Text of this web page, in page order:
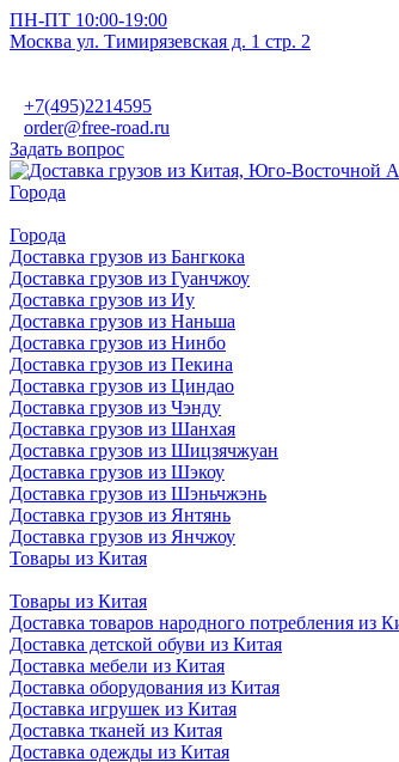
ПН-ПТ 10:00-19:00
Москва ул. Тимирязевская д. 1 стр. 2
+7(495)2214595
order@free-road.ru
Задать вопрос
Города
Города
Доставка грузов из Бангкока
Доставка грузов из Гуанчжоу
Доставка грузов из Иу
Доставка грузов из Наньша
Доставка грузов из Нинбо
Доставка грузов из Пекина
Доставка грузов из Циндао
Доставка грузов из Чэнду
Доставка грузов из Шанхая
Доставка грузов из Шицзячжуан
Доставка грузов из Шэкоу
Доставка грузов из Шэньчжэнь
Доставка грузов из Янтянь
Доставка грузов из Янчжоу
Товары из Китая
Товары из Китая
Доставка товаров народного потребления из
Доставка детской обуви из Китая
Доставка мебели из Китая
Доставка оборудования из Китая
Доставка игрушек из Китая
Доставка тканей из Китая
Доставка одежды из Китая